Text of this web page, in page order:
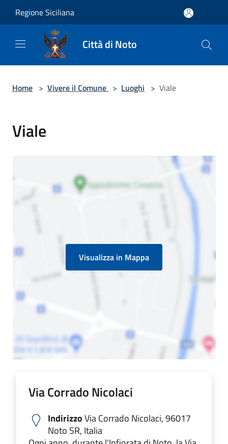
Regione Siciliana
Città di Noto
Home > Vivere il Comune > Luoghi > Viale
Viale
Visualizza in Mappa
Via Corrado Nicolaci
IndirizzoVia Corrado Nicolaci, 96017
Noto SR, Italia